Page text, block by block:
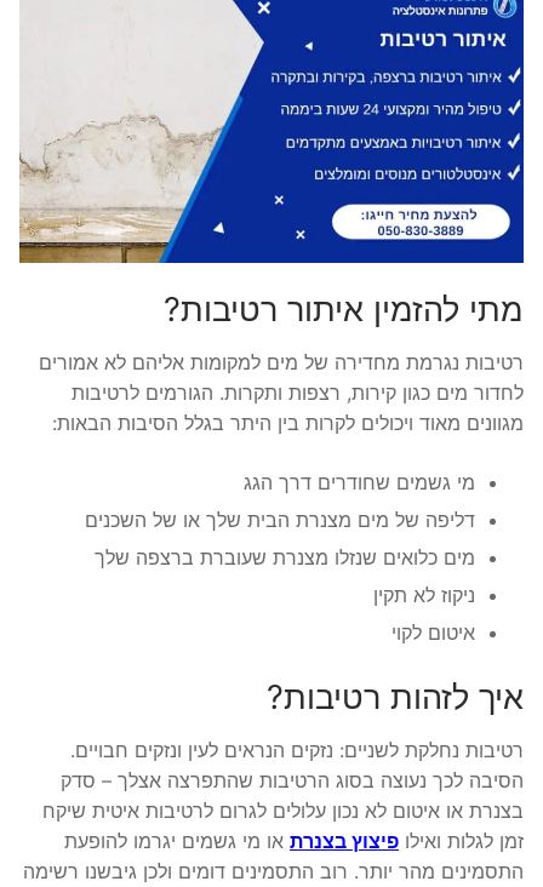
מתי להזמין איתור רטיבות?
רטיבות נגרמת מחדירה של מים למקומות אליהם לא אמורים
לחדור מים כגון קירות, רצפות ותקרות. הגורמים לרטיבות
מגוונים מאוד ויכולים לקרות בין היתר בגלל הסיבות הבאות:
מי גשמים שחודרים דרך הגג
דליפה של מים מצנרת הבית שלך או של השכנים
מים כלואים שנזלו מצנרת שעוברת ברצפה שלך
ניקוז לא תקין
איטום לקוי
איך לזהות רטיבות?
רטיבות נחלקת לשניים: נזקים הנראים לעין ונזקים חבויים.
הסיבה לכך נעוצה בסוג הרטיבות שהתפרצה אצלך – סדק
בצנרת או איטום לא נכון עלולים לגרום לרטיבות איטית שיקח
זמן לגלות ואילו פיצוץ בצנרת או מי גשמים יגרמו להופעת
התסמינים מהר יותר. רוב התסמינים דומים ולכן גיבשנו רשימה